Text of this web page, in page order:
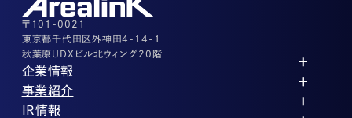
その他上記に当てはまらない案件等
03-3526-8556
〒101-0021
東京都千代田区外神田4-14-1
秋葉原UDXビル北ウィング20階
企業情報
代表メッセージ
企業理念
事業紹介
ストレージ事業
IR情報